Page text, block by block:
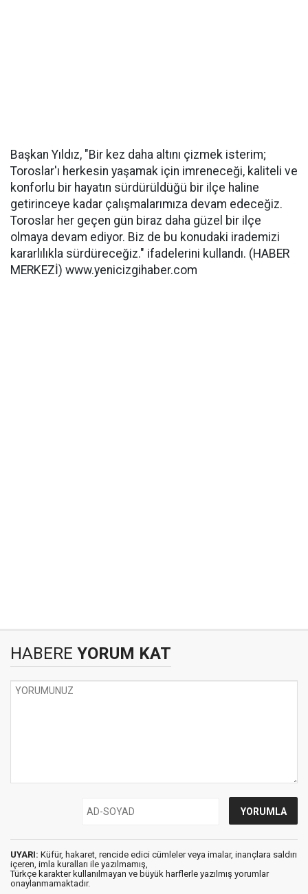
Başkan Yıldız, "Bir kez daha altını çizmek isterim;
Toroslar'ı herkesin yaşamak için imreneceği, kaliteli ve
konforlu bir hayatın sürdürüldüğü bir ilçe haline
getirinceye kadar çalışmalarımıza devam edeceğiz.
Toroslar her geçen gün biraz daha güzel bir ilçe
olmaya devam ediyor. Biz de bu konudaki irademizi
kararlılıkla sürdüreceğiz." ifadelerini kullandı. (HABER
MERKEZİ) www.yenicizgihaber.com
HABERE YORUM KAT
UYARI: Küfür, hakaret, rencide edici cümleler veya imalar, inançlara saldırı
içeren, imla kuralları ile yazılmamış,
Türkçe karakter kullanılmayan ve büyük harflerle yazılmış yorumlar
onaylanmamaktadır.